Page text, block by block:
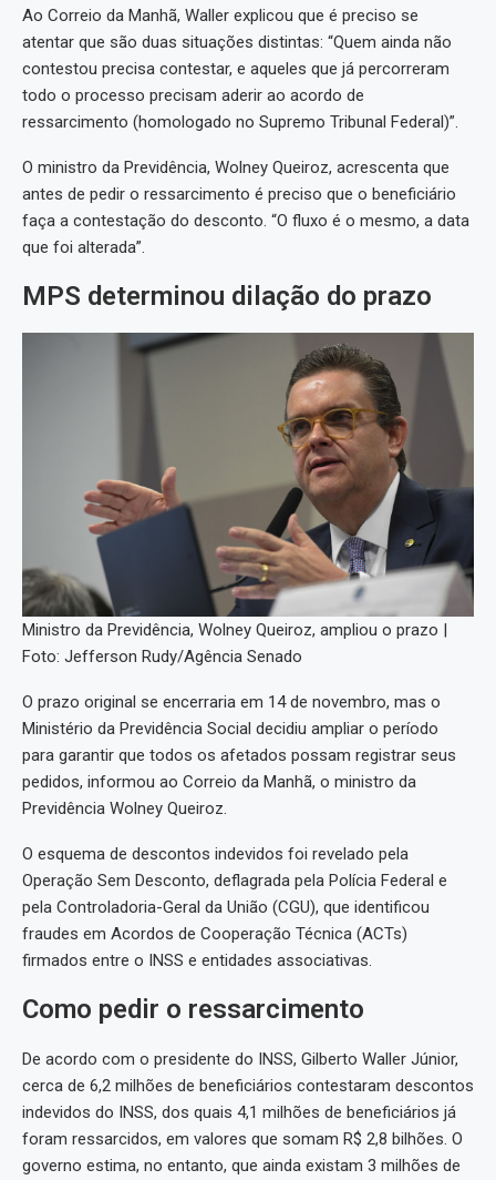
Ao Correio da Manhã, Waller explicou que é preciso se
atentar que são duas situações distintas: “Quem ainda não
contestou precisa contestar, e aqueles que já percorreram
todo o processo precisam aderir ao acordo de
ressarcimento (homologado no Supremo Tribunal Federal)”.
O ministro da Previdência, Wolney Queiroz, acrescenta que
antes de pedir o ressarcimento é preciso que o beneficiário
faça a contestação do desconto. “O fluxo é o mesmo, a data
que foi alterada”.
MPS determinou dilação do prazo
Ministro da Previdência, Wolney Queiroz, ampliou o prazo |
Foto: Jefferson Rudy/Agência Senado
O prazo original se encerraria em 14 de novembro, mas o
Ministério da Previdência Social decidiu ampliar o período
para garantir que todos os afetados possam registrar seus
pedidos, informou ao Correio da Manhã, o ministro da
Previdência Wolney Queiroz.
O esquema de descontos indevidos foi revelado pela
Operação Sem Desconto, deflagrada pela Polícia Federal e
pela Controladoria-Geral da União (CGU), que identificou
fraudes em Acordos de Cooperação Técnica (ACTs)
firmados entre o INSS e entidades associativas.
Como pedir o ressarcimento
De acordo com o presidente do INSS, Gilberto Waller Júnior,
cerca de 6,2 milhões de beneficiários contestaram descontos
indevidos do INSS, dos quais 4,1 milhões de beneficiários já
foram ressarcidos, em valores que somam R$ 2,8 bilhões. O
governo estima, no entanto, que ainda existam 3 milhões de